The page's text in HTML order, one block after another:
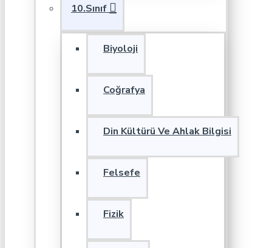
10.Sınıf
Biyoloji
Coğrafya
Din Kültürü Ve Ahlak Bilgisi
Felsefe
Fizik